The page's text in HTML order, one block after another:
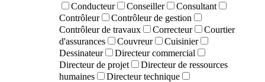
Conducteur
Conseiller
Consultant
Contrôleur
Contrôleur de gestion
Contrôleur de travaux
Correcteur
Courtier
d'assurances
Couvreur
Cuisinier
Dessinateur
Directeur commercial
Directeur de projet
Directeur de ressources
humaines
Directeur technique